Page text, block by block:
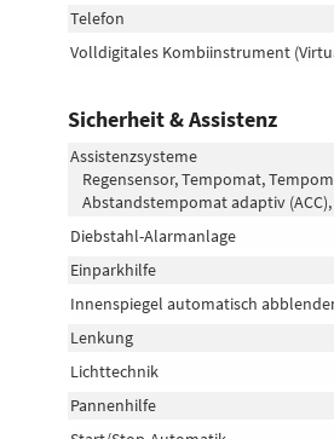
Telefon
Volldigitales Kombiinstrument
Sicherheit & Assistenz
Assistenzsysteme
Regensensor, Tempomat,
Abstandstempomat adaptiv
Diebstahl-Alarmanlage
Einparkhilfe
Innenspiegel automatisch
Lenkung
Lichttechnik
Pannenhilfe